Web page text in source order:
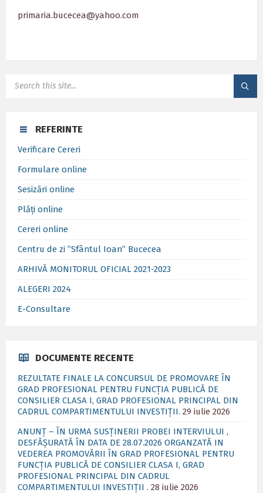
primaria.bucecea@yahoo.com
REFERINTE
Verificare Cereri
Formulare online
Sesizări online
Plăți online
Cereri online
Centru de zi ”Sfântul Ioan” Bucecea
ARHIVĂ MONITORUL OFICIAL 2021-2023
ALEGERI 2024
E-Consultare
DOCUMENTE RECENTE
REZULTATE FINALE LA CONCURSUL DE PROMOVARE ÎN
GRAD PROFESIONAL PENTRU FUNCȚIA PUBLICĂ DE
CONSILIER CLASA I, GRAD PROFESIONAL PRINCIPAL DIN
CADRUL COMPARTIMENTULUI INVESTIȚII. 29 iulie 2026
ANUNȚ – ÎN URMA SUSȚINERII PROBEI INTERVIULUI ,
DESFĂȘURATĂ ÎN DATA DE 28.07.2026 ORGANZATĂ IN
VEDEREA PROMOVĂRII ÎN GRAD PROFESIONAL PENTRU
FUNCȚIA PUBLICĂ DE CONSILIER CLASA I, GRAD
PROFESIONAL PRINCIPAL DIN CADRUL
COMPARTIMENTULUI INVESTIȚII . 28 iulie 2026